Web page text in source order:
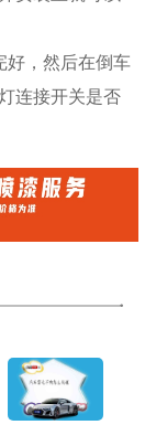
好，然后在倒车
连接开关是否